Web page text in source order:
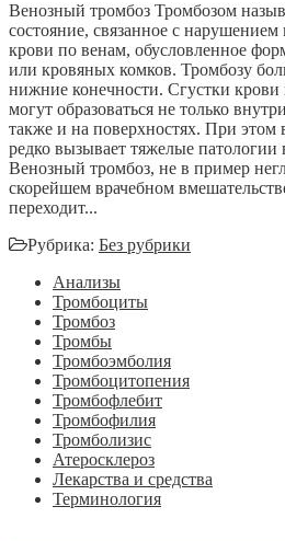
Венозный тромбоз Тромбозом
состояние, связанное с нарушением
крови по венам, обусловленное
или кровяных комков. Тромбозу
нижние конечности. Сгустки крови
могут образоваться не только
также и на поверхностях. При
редко вызывает тяжелые
Венозный тромбоз, не в пример
скорейшем врачебном
переходит...
Рубрика: Без рубрики
Анализы
Тромбоциты
Тромбоз
Тромбы
Тромбоэмболия
Тромбоцитопения
Тромбофлебит
Тромбофилия
Тромболизис
Атеросклероз
Лекарства и средства
Терминология